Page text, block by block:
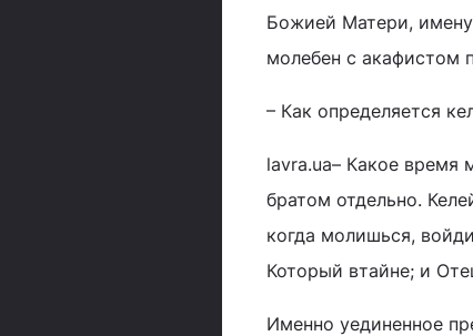
Божией Матери,
молебен с акафистом
– Как определяется
lavra.ua– Какое время
братом отдельно.
когда молишься,
Который втайне; и
Именно уединенное